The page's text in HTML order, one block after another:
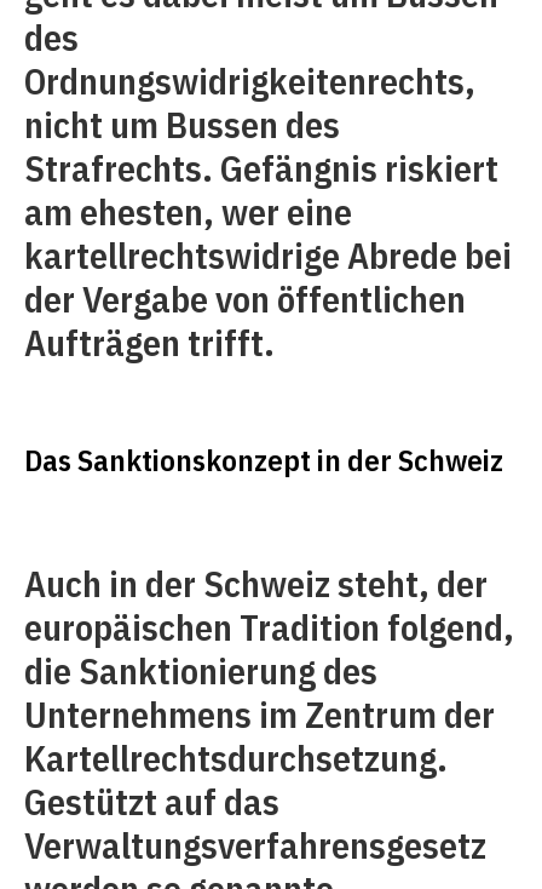
des
Ordnungswidrigkeitenrechts,
nicht um Bussen des
Strafrechts. Gefängnis riskiert
am ehesten, wer eine
kartellrechtswidrige Abrede bei
der Vergabe von öffentlichen
Aufträgen trifft.
Das Sanktionskonzept in der Schweiz
Auch in der Schweiz steht, der
europäischen Tradition folgend,
die Sanktionierung des
Unternehmens im Zentrum der
Kartellrechtsdurchsetzung.
Gestützt auf das
Verwaltungsverfahrensgesetz